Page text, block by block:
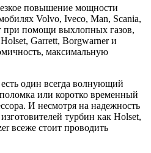
повышение мощности
Volvo, Iveco, Man, Scania,
при помощи выхлопных газов,
Garrett, Borgwarner и
максимальную
один всегда волнующий
или коротко временный
И несмотря на надежность
турбин как Holset,
всеже стоит проводить